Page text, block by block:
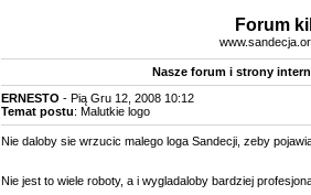
Forum
Nasze forum i strony
ERNESTO - Pią Gru 12, 2008 10:12
Temat postu: Malutkie logo
Nie daloby sie wrzucic malego loga Sandecji, zeby
Nie jest to wiele roboty, a i wygladaloby bardziej